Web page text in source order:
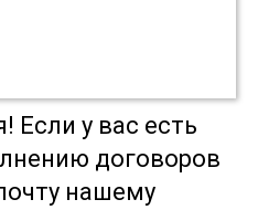
Если у вас есть
договоров
нашему